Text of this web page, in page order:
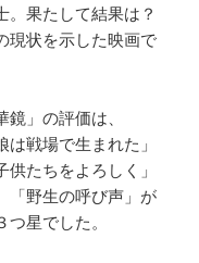
。果たして結果は？
現状を示した映画で
」の評価は、
は戦場で生まれた」
たちをよろしく」
「野生の呼び声」が
星でした。